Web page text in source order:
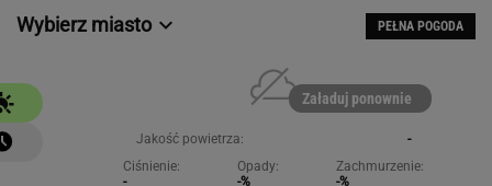
Wybierz miasto PEŁNA POGODA
Załaduj ponownie
Jakość powietrza:
-
Ciśnienie:
-
Opady:
-%
Zachmurzenie:
-%